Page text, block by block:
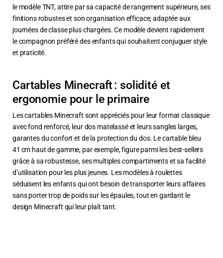
le modèle TNT, attire par sa capacité de rangement supérieure, ses
finitions robustes et son organisation efficace, adaptée aux
journées de classe plus chargées. Ce modèle devient rapidement
le compagnon préféré des enfants qui souhaitent conjuguer style
et praticité.
Cartables Minecraft : solidité et
ergonomie pour le primaire
Les cartables Minecraft sont appréciés pour leur format classique
avec fond renforcé, leur dos matelassé et leurs sangles larges,
garantes du confort et de la protection du dos. Le cartable bleu
41 cm haut de gamme, par exemple, figure parmi les best-sellers
grâce à sa robustesse, ses multiples compartiments et sa facilité
d’utilisation pour les plus jeunes. Les modèles à roulettes
séduisent les enfants qui ont besoin de transporter leurs affaires
sans porter trop de poids sur les épaules, tout en gardant le
design Minecraft qui leur plaît tant.